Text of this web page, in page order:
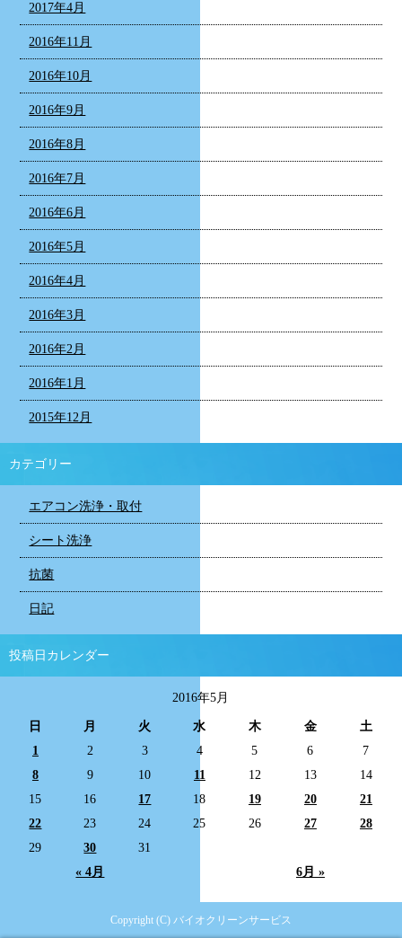
2017年4月
2016年11月
2016年10月
2016年9月
2016年8月
2016年7月
2016年6月
2016年5月
2016年4月
2016年3月
2016年2月
2016年1月
2015年12月
カテゴリー
エアコン洗浄・取付
シート洗浄
抗菌
日記
投稿日カレンダー
2016年5月
日 月 火 水 木 金 土
« 4月 6月 »
1 2 3 4 5 6
7
8
9 10 11 12 13
14
15
16 17 18 19 20
21
22
23 24 25 26 27
28
29
30 31
Copyright (C) バイオクリーンサービス